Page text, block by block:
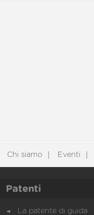
Chi siamo Eventi
Patenti
La patente di guida